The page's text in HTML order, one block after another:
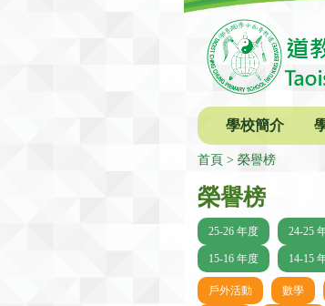
學校簡介
首頁 榮譽榜
榮譽榜
25-26 年度 24-25
15-16 年度 14-15
戶外活動 數學